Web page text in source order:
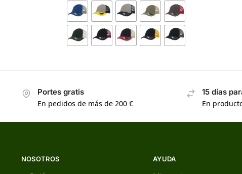
Portes gratis
En pedidos de más de 200 €
15 días
En
NOSOTROS AYUDA